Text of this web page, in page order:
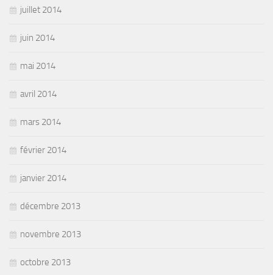
juillet 2014
juin 2014
mai 2014
avril 2014
mars 2014
février 2014
janvier 2014
décembre 2013
novembre 2013
octobre 2013